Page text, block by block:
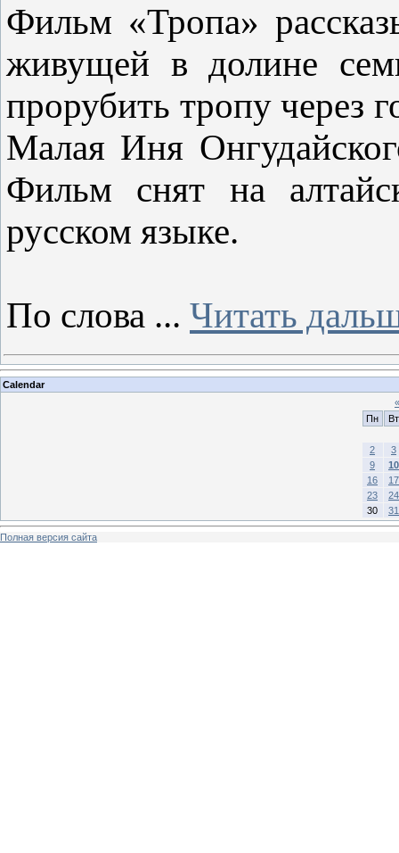
Фильм «Тропа»
живущей в долине
прорубить тропу через
Малая Иня
Фильм снят на
русском языке.
По слова ... Читать
Calendar
«
Пн
Вт
2
3
9
10
16
17
23
24
30
31
Полная версия сайта